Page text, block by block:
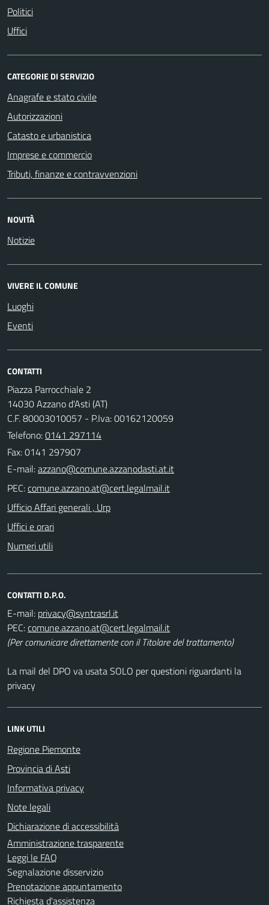
Politici
Uffici
CATEGORIE DI SERVIZIO
Anagrafe e stato civile
Autorizzazioni
Catasto e urbanistica
Imprese e commercio
Tributi, finanze e contravvenzioni
NOVITÀ
Notizie
VIVERE IL COMUNE
Luoghi
Eventi
CONTATTI
Piazza Parrocchiale 2
14030 Azzano d'Asti (AT)
C.F. 80003010057 - P.Iva: 00162120059
Telefono:0141 297114
Fax: 0141 297907
E-mail:
PEC:
Ufficio Affari generali , Urp
Uffici e orari
Numeri utili
CONTATTI D.P.O.
E-mail:
PEC:
(Per comunicare direttamente con il Titolare del trattamento)
La mail del DPO va usata SOLO per questioni riguardanti la
privacy
LINK UTILI
Regione Piemonte
Provincia di Asti
Informativa privacy
Note legali
Dichiarazione di accessibilità
Amministrazione trasparente
Leggi le FAQ
Segnalazione disservizio
Prenotazione appuntamento
Richiesta d'assistenza